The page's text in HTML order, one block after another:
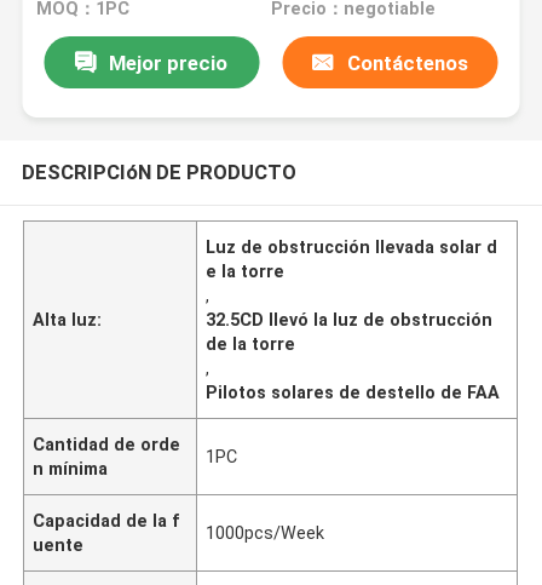
MOQ：1PC Precio：negotiable
Mejor precio Contáctenos
DESCRIPCIóN DE PRODUCTO
Alta luz:
Luz de obstrucción llevada solar d
e la torre
,
32.5CD llevó la luz de obstrucción
de la torre
,
Pilotos solares de destello de FAA
Cantidad de orde
n mínima
1PC
Capacidad de la f
uente
1000pcs/Week